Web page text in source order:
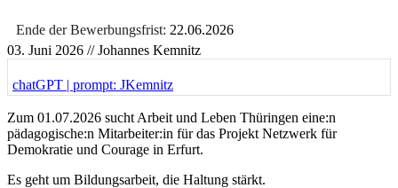
Ende der Bewerbungsfrist: 22.06.2026
03. Juni 2026 // Johannes Kemnitz
chatGPT | prompt: JKemnitz
Zum 01.07.2026 sucht Arbeit und Leben Thüringen eine:n
pädagogische:n Mitarbeiter:in für das Projekt Netzwerk für
Demokratie und Courage in Erfurt.
Es geht um Bildungsarbeit, die Haltung stärkt.